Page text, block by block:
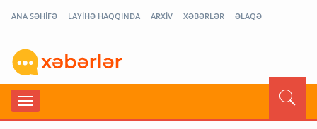
ANA SƏHİFƏ LAYİHƏ HAQQINDA ARXİV XƏBƏRLƏR ƏLAQƏ